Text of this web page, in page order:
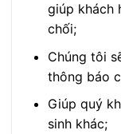
giúp khách
chối;
Chúng tôi
thông báo
Giúp quý
sinh khác;